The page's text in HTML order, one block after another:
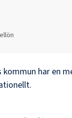
kommun har en